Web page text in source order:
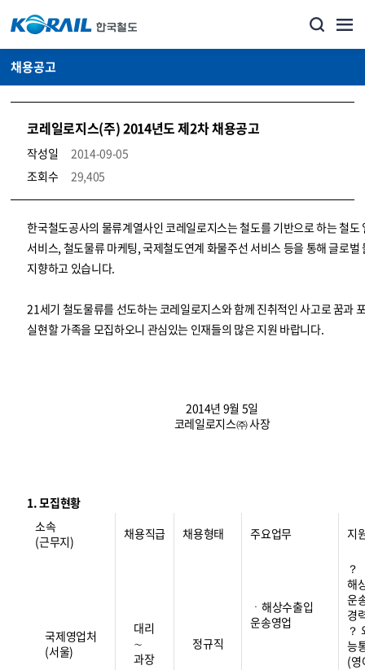
채용공고
코레일로지스(주) 2014년도 제2차 채용공고
작성일
2014-09-05
조회수
29,405
코레일소개_경영공시_채용공고 상세보기 – 내용, 파일, 담당자 연락처로 구성
한국철도공사의 물류계열사인 코레일로지스는 철도를 기반으로 하는 철도
서비스, 철도물류 마케팅, 국제철도연계 화물주선 서비스 등을 통해 글로벌
지향하고 있습니다.
21세기 철도물류를 선도하는 코레일로지스와 함께 진취적인 사고로 꿈과
실현할 가족을 모집하오니 관심있는 인재들의 많은 지원 바랍니다.
2014년 9월 5일
코레일로지스㈜ 사장
1. 모집현황
소속
(근무지)
채용직급 채용형태 주요업무 지
국제영업처
(서울)
대리
∼
과장
정규직
ㆍ해상수출입
운송영업
？
해
운
경
？
능
(영